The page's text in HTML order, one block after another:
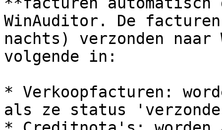
WinAuditor. De
nachts) verzonden
volgende in:‌
* Verkoopfacturen:
als ze status